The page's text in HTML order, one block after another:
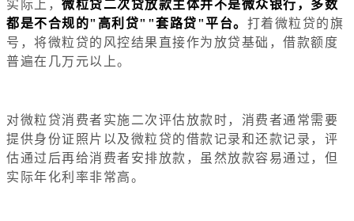
实际上， 微粒贷二次贷放款主体并不是微众银行，多数
都是不合规的"高利贷""套路贷"平台。 打着微粒贷的旗
号，将微粒贷的风控结果直接作为放贷基础，借款额度
普遍在几万元以上。
对微粒贷消费者实施二次评估放款时，消费者通常需要
提供身份证照片以及微粒贷的借款记录和还款记录，评
估通过后再给消费者安排放款，虽然放款容易通过，但
实际年化利率非常高。